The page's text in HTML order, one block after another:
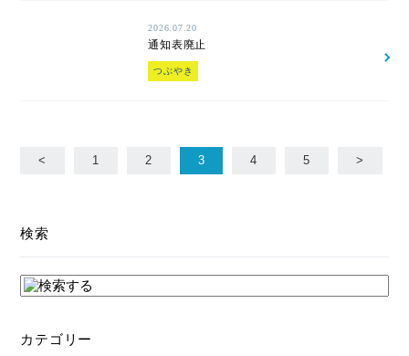
検索
カテゴリー
2026.07.20
通知表廃止
つぶやき
< 1 2 3 4 5 >